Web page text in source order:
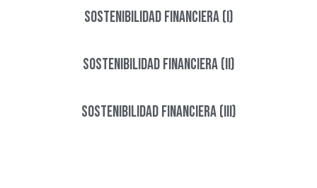
Sostenibilidad financiera (I)
Sostenibilidad financiera (II)
Sostenibilidad financiera (III)